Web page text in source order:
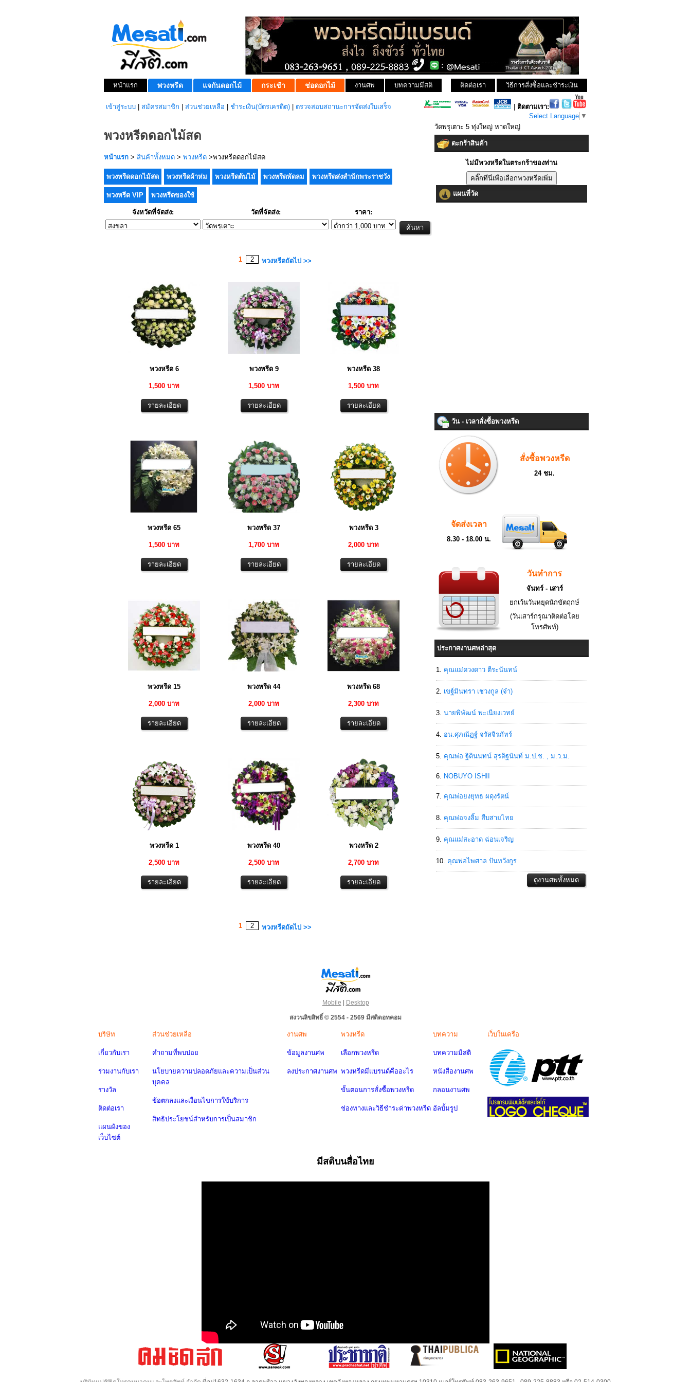
หน้าแรก พวงหรีด แจกันดอกไม้ กระเช้า ช่อดอกไม้ งานศพ บทความมีสติ วิธีการสั่งซื้อและชำระเงิน
ติดต่อเรา
เข้าสู่ระบบ สมัครสมาชิก ส่วนช่วยเหลือ ชำระเงิน(บัตรเครดิต) ตรวจสอบสถานะการจัดส่งใบเสร็จ
ติดตามเรา:
Select Language ▼
พวงหรีดดอกไม้สด
หน้าแรก > สินค้าทั้งหมด > พวงหรีด >พวงหรีดดอกไม้สด
พวงหรีดดอกไม้สด พวงหรีดผ้าห่ม พวงหรีดต้นไม้ พวงหรีดพัดลม พวงหรีดส่งสำนักพระราชวัง
พวงหรีด VIP พวงหรีดของใช้
จังหวัดที่จัดส่ง: วัดที่จัดส่ง: ราคา:
1 2 พวงหรีดถัดไป >>
พวงหรีด 6
1,500 บาท
พวงหรีด 9
1,500 บาท
พวงหรีด 38
1,500 บาท
พวงหรีด 65
1,500 บาท
พวงหรีด 37
1,700 บาท
พวงหรีด 3
2,000 บาท
พวงหรีด 15
2,000 บาท
พวงหรีด 44
2,000 บาท
พวงหรีด 68
2,300 บาท
พวงหรีด 1
2,500 บาท
พวงหรีด 40
2,500 บาท
พวงหรีด 2
2,700 บาท
1 2 พวงหรีดถัดไป >>
วัดพรุเตาะ 5 ทุ่งใหญ่ หาดใหญ่
ตะกร้าสินค้า
ไม่มีพวงหรีดในตระกร้าของท่าน
แผนที่วัด
วัน - เวลาสั่งซื้อพวงหรีด
สั่งซื้อพวงหรีด
24 ชม.
จัดส่งเวลา
8.30 - 18.00 น.
วันทำการ
จันทร์ - เสาร์
ยกเว้นวันหยุดนักขัตฤกษ์
(วันเสาร์กรุณาติดต่อโดย
โทรศัพท์)
ประกาศงานศพล่าสุด
คุณแม่ดวงดาว ตีระนันทน์
เขฐ์มินทรา เชวงกูล (จ๋า)
นายพิพัฒน์ พะเนียงเวทย์
อน.ศุภณัฏฐ์ จรัสจิรภัทร์
คุณพ่อ ฐิตินนทน์ สุรดิฐนันท์ ม.ป.ช. , ม.ว.ม.
NOBUYO ISHII
คุณพ่อยงยุทธ ผดุงรัตน์
คุณพ่อจงลิ้ม สืบสายไทย
คุณแม่สะอาด ฉ่อนเจริญ
คุณพ่อไพศาล ปันทวังกูร
Mobile | Desktop
สงวนลิขสิทธิ์ © 2554 - 2569 มีสติดอทคอม
บริษัท
เกี่ยวกับเรา
ร่วมงานกับเรา
รางวัล
ติดต่อเรา
แผนผังของ
เว็บไซต์
ส่วนช่วยเหลือ
คำถามที่พบบ่อย
นโยบายความปลอดภัยและความเป็นส่วน
บุคคล
ข้อตกลงและเงื่อนไขการใช้บริการ
สิทธิประโยชน์สำหรับการเป็นสมาชิก
งานศพ
ข้อมูลงานศพ
ลงประกาศงานศพ
พวงหรีด
เลือกพวงหรีด
พวงหรีดมีแบรนด์คืออะไร
ขั้นตอนการสั่งซื้อพวงหรีด
ช่องทางและวิธีชำระค่าพวงหรีด
บทความ
บทความมีสติ
หนังสืองานศพ
กลอนงานศพ
อัลบั้มรูป
เว็บในเครือ
มีสติบนสื่อไทย